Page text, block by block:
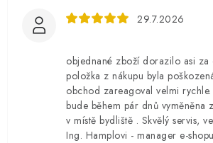
29.7.2026
objednané zboží dorazilo asi za
položka z nákupu byla
obchod zareagoval velmi
bude během pár dnů vyměněna
v místě bydliště . Skvělý servis,
Ing. Hamplovi - manager e-shopu